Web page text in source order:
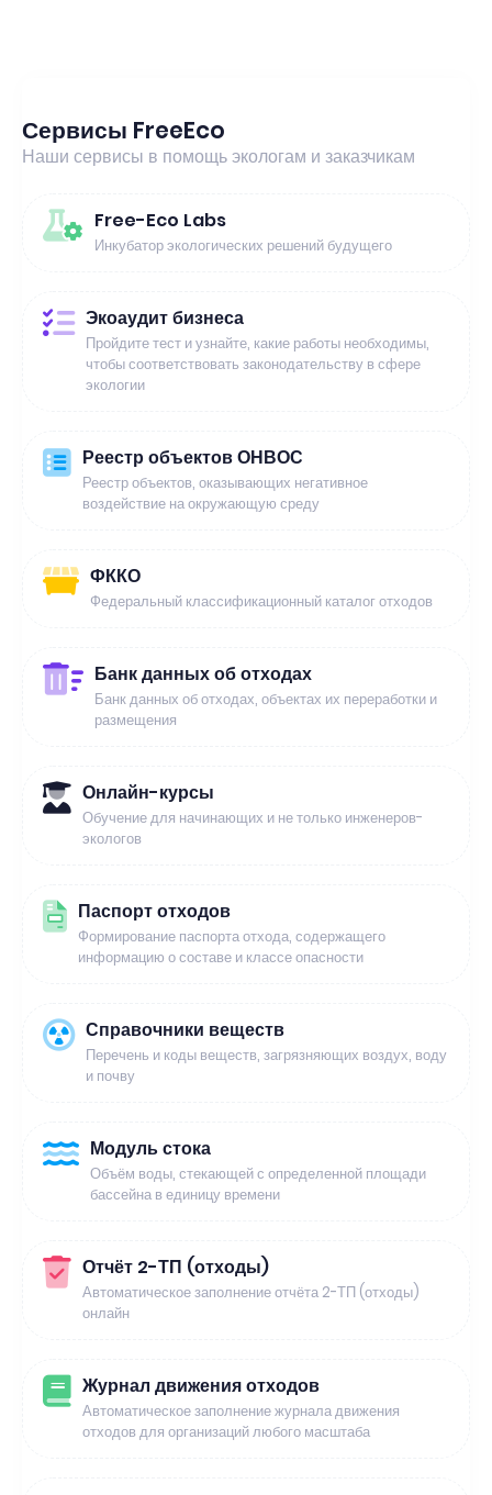
Сервисы FreeEco
Наши сервисы в помощь экологам и заказчикам
Free-Eco Labs
Инкубатор экологических решений будущего
Экоаудит бизнеса
Пройдите тест и узнайте, какие работы необходимы,
чтобы соответствовать законодательству в сфере
экологии
Реестр объектов ОНВОС
Реестр объектов, оказывающих негативное
воздействие на окружающую среду
ФККО
Федеральный классификационный каталог отходов
Банк данных об отходах
Банк данных об отходах, объектах их переработки и
размещения
Онлайн-курсы
Обучение для начинающих и не только инженеров-
экологов
Паспорт отходов
Формирование паспорта отхода, содержащего
информацию о составе и классе опасности
Справочники веществ
Перечень и коды веществ, загрязняющих воздух, воду
и почву
Модуль стока
Объём воды, стекающей с определенной площади
бассейна в единицу времени
Отчёт 2-ТП (отходы)
Автоматическое заполнение отчёта 2-ТП (отходы)
онлайн
Журнал движения отходов
Автоматическое заполнение журнала движения
отходов для организаций любого масштаба